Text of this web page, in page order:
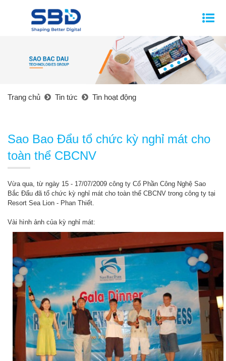
Trang chủ Tin tức Tin hoạt động
Sao Bao Đẩu tổ chức kỳ nghỉ mát cho
toàn thể CBCNV
Vừa qua, từ ngày 15 - 17/07/2009 công ty Cổ Phần Công Nghệ Sao
Bắc Đẩu đã tổ chức kỳ nghỉ mát cho toàn thể CBCNV trong công ty tại
Resort Sea Lion - Phan Thiết.
Vài hình ảnh của kỳ nghỉ mát: